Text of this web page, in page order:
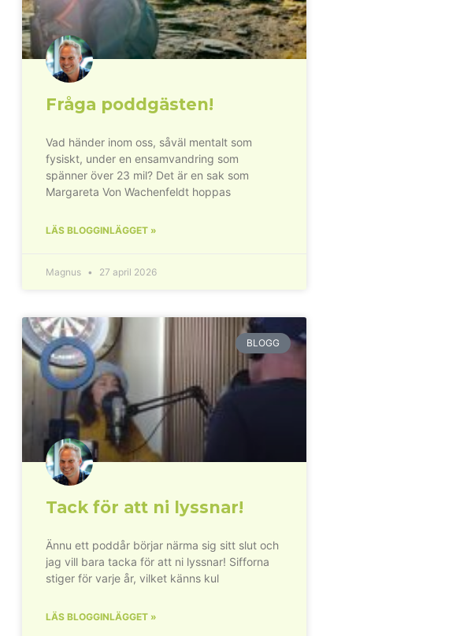
Fråga poddgästen!
Vad händer inom oss, såväl mentalt som
fysiskt, under en ensamvandring som
spänner över 23 mil? Det är en sak som
Margareta Von Wachenfeldt hoppas
LÄS BLOGGINLÄGGET »
Magnus 27 april 2026
BLOGG
Tack för att ni lyssnar!
Ännu ett poddår börjar närma sig sitt slut och
jag vill bara tacka för att ni lyssnar! Sifforna
stiger för varje år, vilket känns kul
LÄS BLOGGINLÄGGET »